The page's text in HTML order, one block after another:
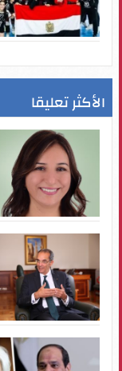
الأكثر تعليقا